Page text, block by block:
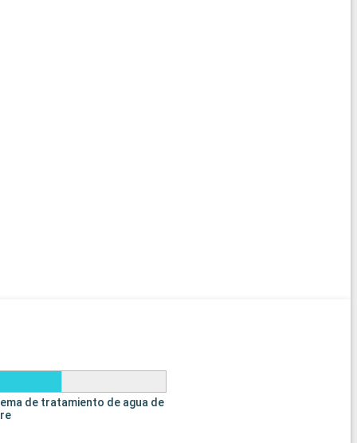
de tratamiento de agua de